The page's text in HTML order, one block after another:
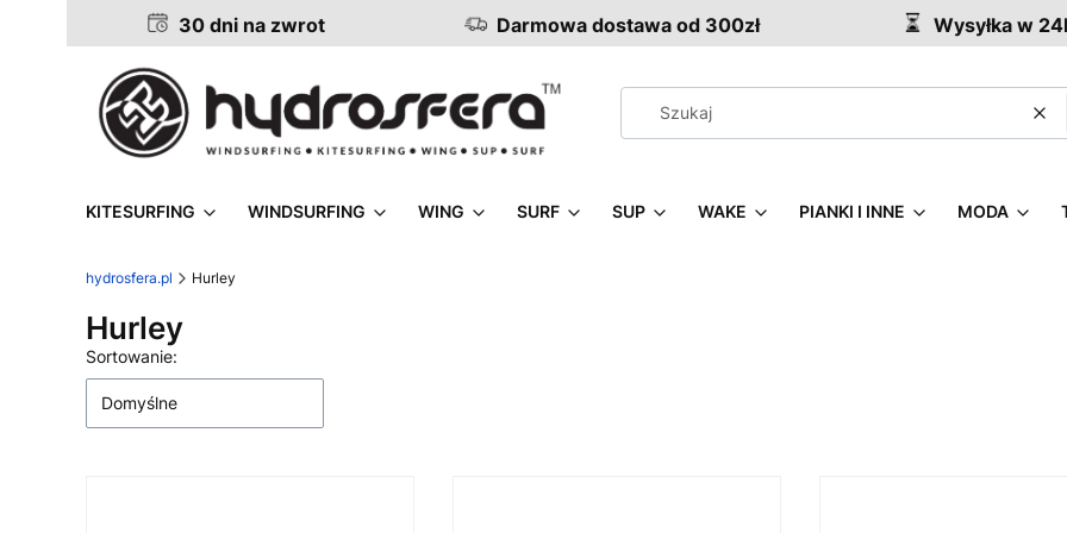
30 dni na zwrot Darmowa dostawa od 300zł Wysyłka w
KITESURFING WINDSURFING WING SURF SUP WAKE PIANKI I INNE MODA
hydrosfera.pl Hurley
Hurley
Lista produktów
Sortowanie:
Domyślne